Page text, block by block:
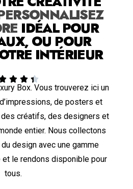
IDÉAL POUR
OU POUR
INTÉRIEUR
  
Box. Vous trouverez ici un
de posters et
des créatifs, des designers et
entier. Nous collectons
design avec une gamme
et le rendons disponible pour
tous.